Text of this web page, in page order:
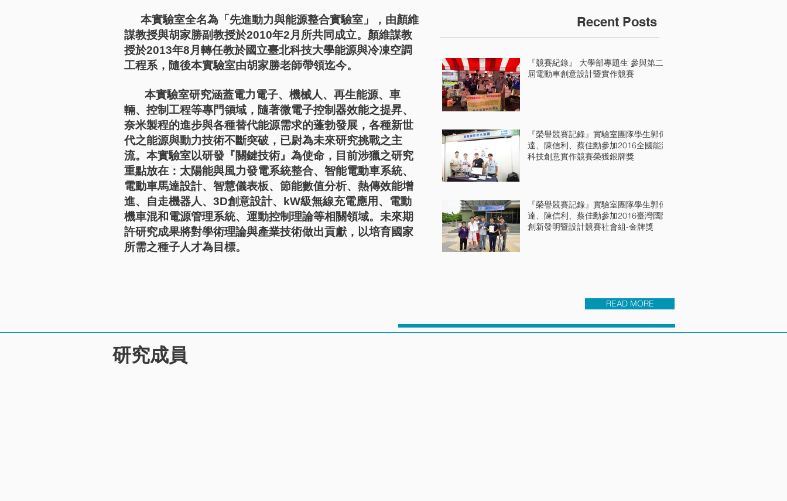
Recent Posts
本實驗室全名為「先進動力與能源整合實驗室」，由顏維
謀教授與胡家勝副教授於2010年2月所共同成立。顏維謀教
授於2013年8月轉任教於國立臺北科技大學能源與冷凍空調
工程系，隨後本實驗室由胡家勝老師帶領迄今。
本實驗室研究涵蓋電力電子、機械人、再生能源、車
輛、控制工程等專門領域，隨著微電子控制器效能之提昇、
奈米製程的進步與各種替代能源需求的蓬勃發展，各種新世
代之能源與動力技術不斷突破，已尉為未來研究挑戰之主
流。本實驗室以研發『關鍵技術』為使命，目前涉獵之研究
重點放在：太陽能與風力發電系統整合、智能電動車系統、
電動車馬達設計、智慧儀表板、節能數值分析、熱傳效能增
進、自走機器人、3D創意設計、kW級無線充電應用、電動
機車混和電源管理系統、運動控制理論等相關領域。未來期
許研究成果將對學術理論與產業技術做出貢獻，以培育國家
所需之種子人才為目標。
『競賽紀錄』 大學部專題生 參與第二
屆電動車創意設計暨實作競賽
『榮譽競賽記錄』實驗室團隊學生郭偉
達、陳信利、蔡佳勳參加2016全國能源
科技創意實作競賽榮獲銀牌獎
『榮譽競賽記錄』實驗室團隊學生郭偉
達、陳信利、蔡佳勳參加2016臺灣國際
創新發明暨設計競賽社會組-金牌獎
READ MORE
研究成員